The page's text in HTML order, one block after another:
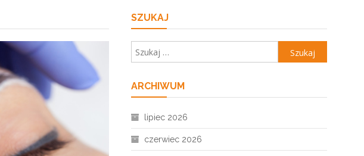
SZUKAJ
ARCHIWUM
lipiec 2026
czerwiec 2026